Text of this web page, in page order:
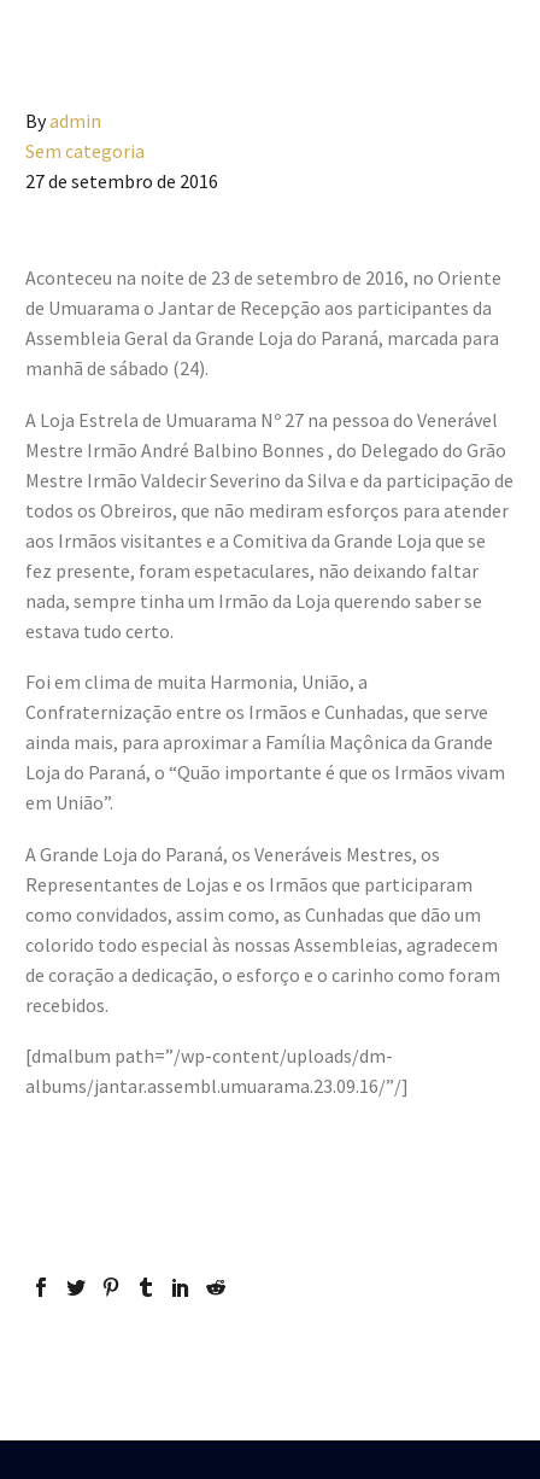
Byadmin
Sem categoria
27 de setembro de 2016
Aconteceu na noite de 23 de setembro de 2016, no Oriente
de Umuarama o Jantar de Recepção aos participantes da
Assembleia Geral da Grande Loja do Paraná, marcada para
manhã de sábado (24).
A Loja Estrela de Umuarama Nº 27 na pessoa do Venerável
Mestre Irmão André Balbino Bonnes , do Delegado do Grão
Mestre Irmão Valdecir Severino da Silva e da participação de
todos os Obreiros, que não mediram esforços para atender
aos Irmãos visitantes e a Comitiva da Grande Loja que se
fez presente, foram espetaculares, não deixando faltar
nada, sempre tinha um Irmão da Loja querendo saber se
estava tudo certo.
Foi em clima de muita Harmonia, União, a
Confraternização entre os Irmãos e Cunhadas, que serve
ainda mais, para aproximar a Família Maçônica da Grande
Loja do Paraná, o “Quão importante é que os Irmãos vivam
em União”.
A Grande Loja do Paraná, os Veneráveis Mestres, os
Representantes de Lojas e os Irmãos que participaram
como convidados, assim como, as Cunhadas que dão um
colorido todo especial às nossas Assembleias, agradecem
de coração a dedicação, o esforço e o carinho como foram
recebidos.
[dmalbum path=”/wp-content/uploads/dm-
albums/jantar.assembl.umuarama.23.09.16/”/]